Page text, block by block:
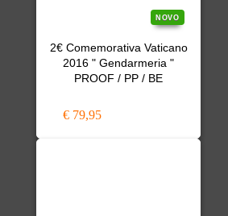
NOVO
2€ Comemorativa Vaticano
2016 " Gendarmeria "
PROOF / PP / BE
€ 79,95